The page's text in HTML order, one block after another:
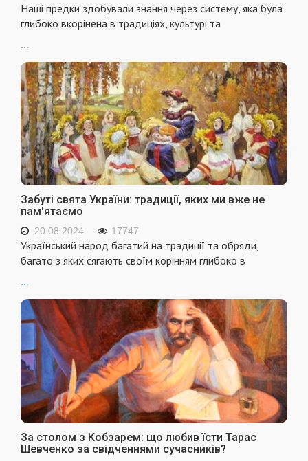
Наші предки здобували знання через систему, яка була
глибоко вкорінена в традиціях, культурі та
Забуті свята України: традиції, яких ми вже не
пам'ятаємо
20.08.2024 17747
Український народ багатий на традиції та обряди,
багато з яких сягають своїм корінням глибоко в
...
За столом з Кобзарем: що любив їсти Тарас
Шевченко за свідченнями сучасників?